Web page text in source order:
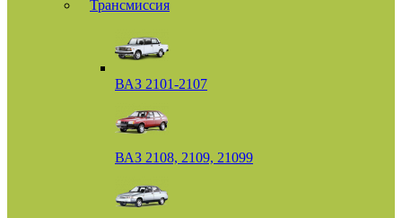
Трансмиссия
ВАЗ 2101-2107
ВАЗ 2108, 2109, 21099